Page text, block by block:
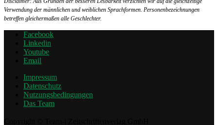
Verwendung der männlichen und weiblichen Sprachformen. Personenbezeichnungen
betreffen gleichermaßen alle Geschlechter.
Facebook
Linkedin
Youtube
Email
Impressum
Datenschutz
Nutzungsbedingungen
Das Team